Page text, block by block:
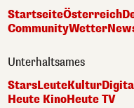
StartseiteÖsterreich
CommunityWetter
Unterhaltsames
StarsLeuteKultur
Heute KinoHeute TV